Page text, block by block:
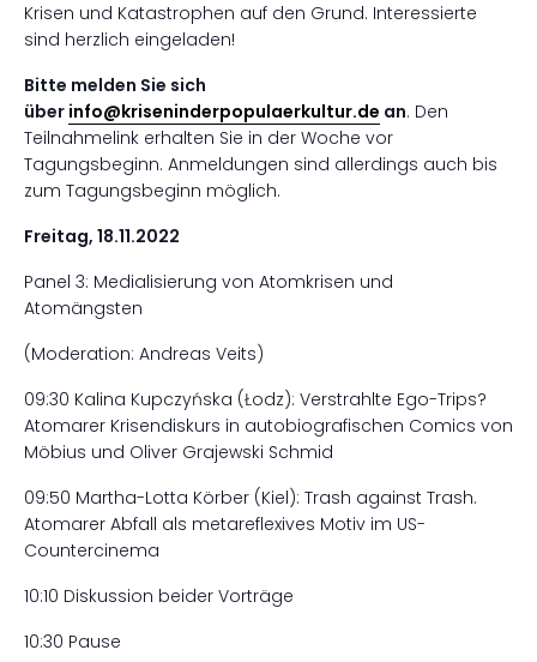
Krisen und Katastrophen auf den Grund. Interessierte
sind herzlich eingeladen!
Bitte melden Sie sich
über info@kriseninderpopulaerkultur.de an. Den
Teilnahmelink erhalten Sie in der Woche vor
Tagungsbeginn. Anmeldungen sind allerdings auch bis
zum Tagungsbeginn möglich.
Freitag, 18.11.2022
Panel 3: Medialisierung von Atomkrisen und
Atomängsten
(Moderation: Andreas Veits)
09:30 Kalina Kupczyńska (Łodz): Verstrahlte Ego-Trips?
Atomarer Krisendiskurs in autobiografischen Comics von
Möbius und Oliver Grajewski Schmid
09:50 Martha-Lotta Körber (Kiel): Trash against Trash.
Atomarer Abfall als metareflexives Motiv im US-
Countercinema
10:10 Diskussion beider Vorträge
10:30 Pause